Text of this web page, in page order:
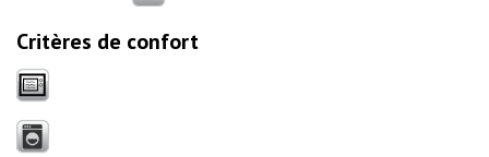
Critères de confort